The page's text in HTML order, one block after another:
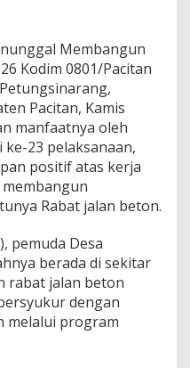
Membangun
Kodim 0801/Pacitan
Pacitan, Kamis
manfaatnya oleh
23 pelaksanaan,
positif atas kerja
Rabat jalan beton.
pemuda Desa
berada di sekitar
rabat jalan beton
dengan
melalui program